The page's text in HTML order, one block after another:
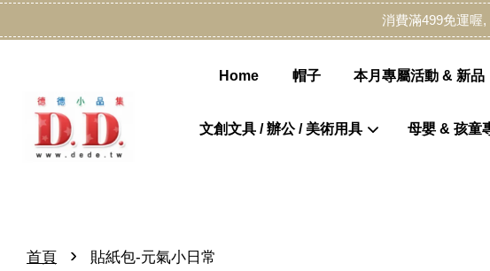
消費滿499免運喔
Home 帽子 本月專屬活動 & 新品
文創文具 / 辦公 / 美術用具 母嬰 & 孩童
首頁 › 貼紙包-元氣小日常